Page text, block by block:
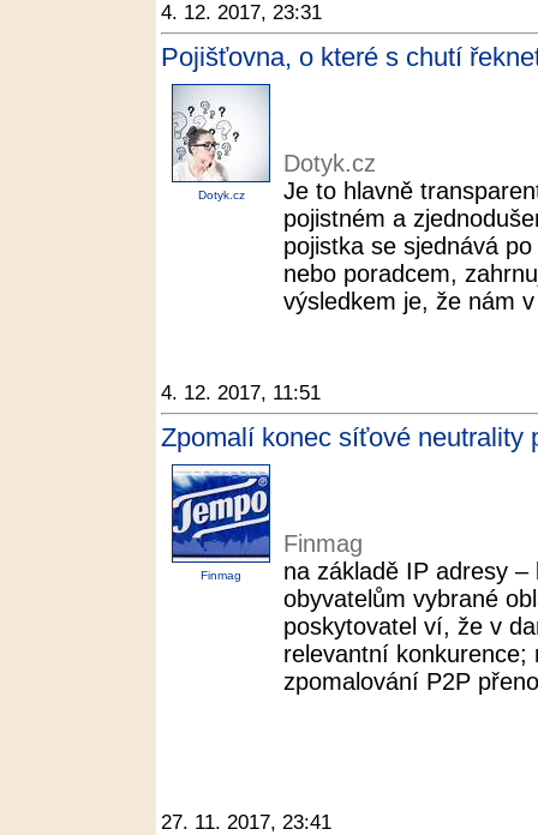
4. 12. 2017, 23:31
Pojišťovna, o které s chutí
Dotyk.cz
Dotyk.cz
Je to hlavně
pojistném a
pojistka se sjednává
nebo poradcem,
výsledkem je, že nám
4. 12. 2017, 11:51
Zpomalí konec síťové neutrality
Finmag
Finmag
na základě IP adresy
obyvatelům vybrané
poskytovatel ví, že v
relevantní konkurence;
zpomalování P2P
27. 11. 2017, 23:41